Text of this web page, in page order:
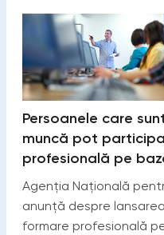
Persoanele care
muncă pot
profesională pe
Agenția Națională
anunță despre
formare profesională